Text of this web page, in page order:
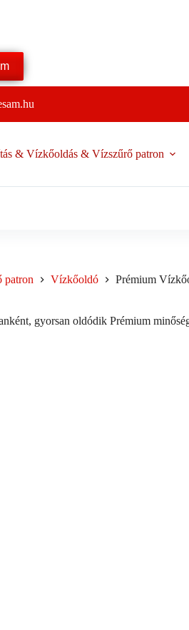
& Vízkőoldás & Vízszűrő patron
patron Vízkőoldó Prémium